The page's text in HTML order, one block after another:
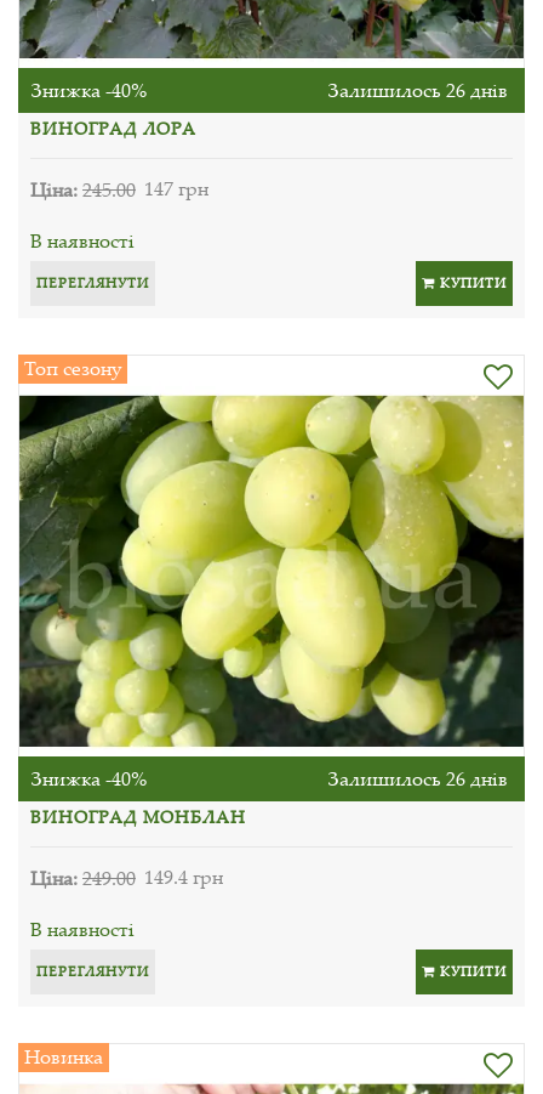
Знижка -40% Залишилось 26 днів
ВИНОГРАД ЛОРА
Ціна:245.00 147 грн
В наявності
ПЕРЕГЛЯНУТИ КУПИТИ
Топ сезону
Знижка -40% Залишилось 26 днів
ВИНОГРАД МОНБЛАН
Ціна:249.00 149.4 грн
В наявності
ПЕРЕГЛЯНУТИ КУПИТИ
Новинка